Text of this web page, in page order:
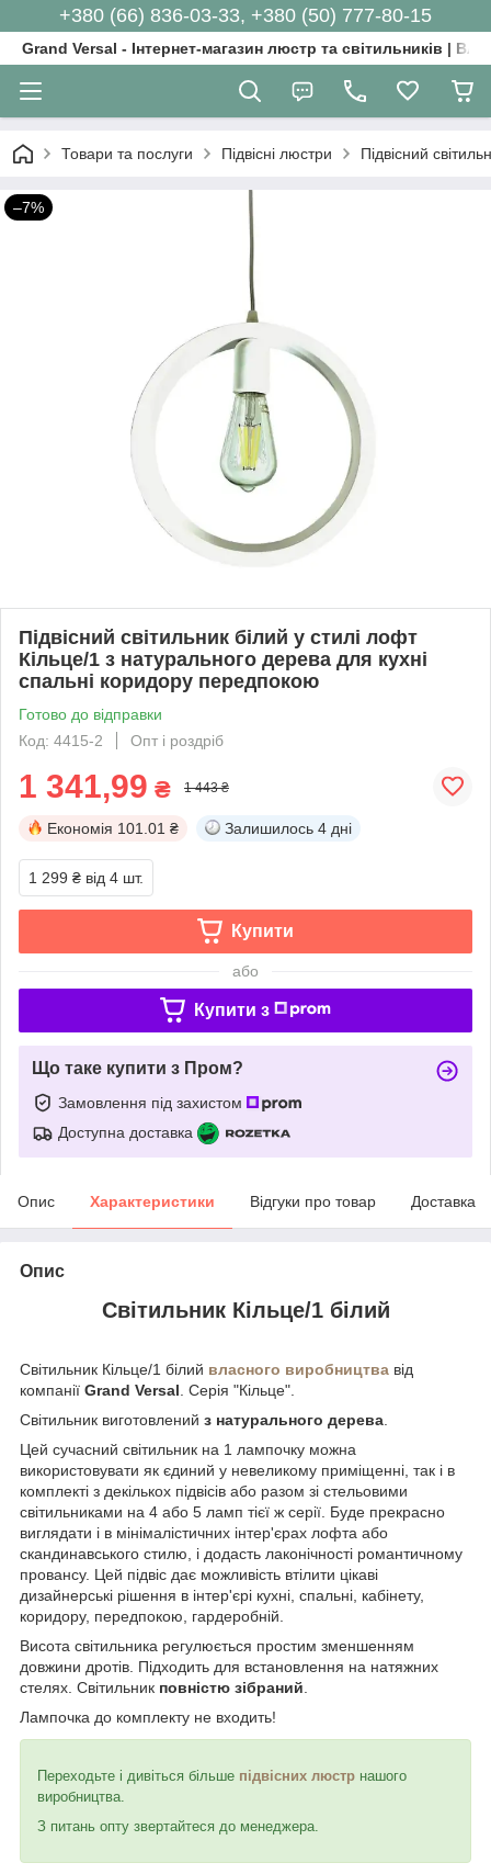
+380 (66) 836-03-33, +380 (50) 777-80-15
Grand Versal - Інтернет-магазин люстр та світильників |
Товари та послуги Підвісні люстри Підвісний
–7%
Підвісний світильник білий у стилі лофт
Кільце/1 з натурального дерева для кухні
спальні коридору передпокою
Готово до відправки
Код: 4415-2
Опт і роздріб
1 341,99 ₴ 1 443 ₴
Економія 101.01 ₴ Залишилось 4 дні
1 299 ₴ від 4 шт.
Купити
або
Купити з
Що таке купити з Пром?
Замовлення під захистом
Доступна доставка
Опис Характеристики Відгуки про товар Доставка
Опис
Світильник Кільце/1 білий
Світильник Кільце/1 білий власного виробництва від
компанії Grand Versal. Серія "Кільце".
Світильник виготовлений з натурального дерева.
Цей сучасний світильник на 1 лампочку можна
використовувати як єдиний у невеликому приміщенні, так і в
комплекті з декількох підвісів або разом зі стельовими
світильниками на 4 або 5 ламп тієї ж серії. Буде прекрасно
виглядати і в мінімалістичних інтер'єрах лофта або
скандинавського стилю, і додасть лаконічності романтичному
провансу. Цей підвіс дає можливість втілити цікаві
дизайнерські рішення в інтер'єрі кухні, спальні, кабінету,
коридору, передпокою, гардеробній.
Висота світильника регулюється простим зменшенням
довжини дротів. Підходить для встановлення на натяжних
стелях. Світильник повністю зібраний.
Лампочка до комплекту не входить!
Переходьте і дивіться більше підвісних люстр нашого
виробництва.
З питань опту звертайтеся до менеджера.